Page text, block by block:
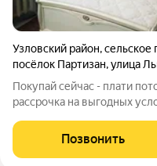
Узловский район,сельское
посёлок Партизан,улица
Покупай сейчас - плати
рассрочка на выгодных
Теплый кирпичный дом. По
одну общую стену с
Позвонить